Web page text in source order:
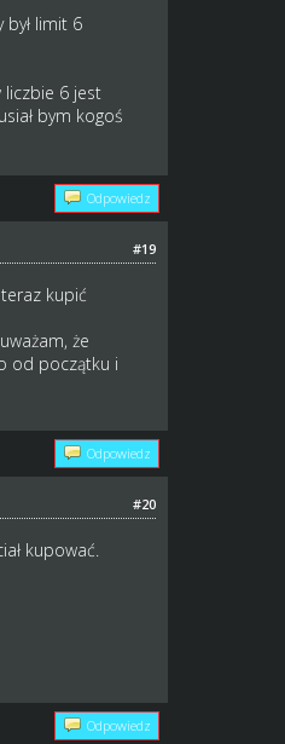
limit 6
6 jest
bym kogoś
Odpowiedz
#19
kupić
że
od początku i
Odpowiedz
#20
kupować.
Odpowiedz